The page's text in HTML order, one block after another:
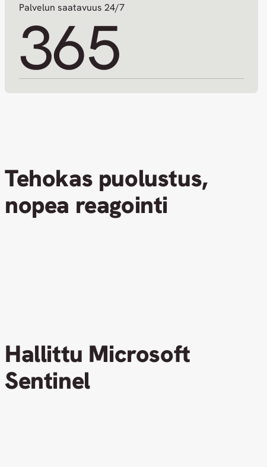
Palvelun saatavuus 24/7
365
Tehokas puolustus,
nopea reagointi
Hallittu Microsoft
Sentinel